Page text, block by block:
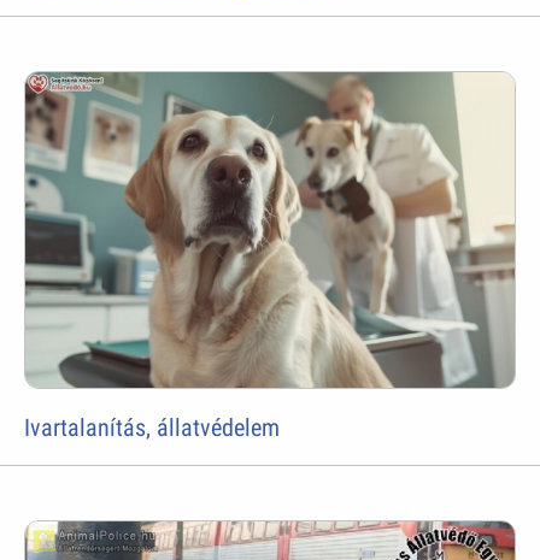
Ivartalanítás, állatvédelem